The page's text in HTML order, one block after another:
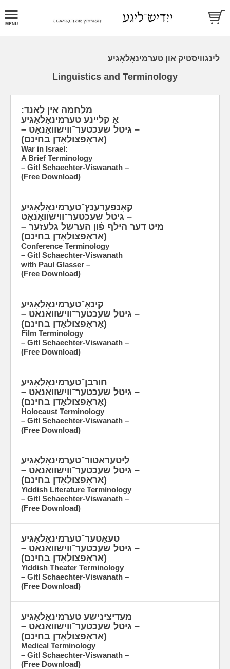
לינגװיסטיק און טערמינאָלאָגיע
Linguistics and Terminology
מלחמה אין לאַנד:
אַ קליינע טערמינאָלאָגיע
– גיטל שעכטער־ווישוואַנאַט –
(אַראָפּצולאָדן בחינם)
War in Israel:
A Brief Terminology
– Gitl Schaechter-Viswanath –
(Free Download)
קאָנפֿערענץ־טערמינאָלאָגיע
­– גיטל שעכטער־ווישוואַנאַט
מיט דער הילף פֿון הערשל גלעזער –
(אַראָפּצולאָדן בחינם)
Conference Terminology
– Gitl Schaechter-Viswanath
with Paul Glasser –
(Free Download)
קינאָ־טערמינאָלאָגיע
– גיטל שעכטער־ווישוואַנאַט –
(אַראָפּצולאָדן בחינם)
Film Terminology
­– Gitl Schaechter-Viswanath –
(Free Download)
חורבן־טערמינאָלאָגיע
– גיטל שעכטער־ווישוואַנאַט –
(אַראָפּצולאָדן בחינם)
Holocaust Terminology
– Gitl Schaechter-Viswanath –
(Free Download)
ליטעראַטור־טערמינאָלאָגיע
– גיטל שעכטער־ווישוואַנאַט –
(אַראָפּצולאָדן בחינם)
Yiddish Literature Terminology
– Gitl Schaechter-Viswanath –
(Free Download)
טעאַטער־טערמינאָלאָגיע
– גיטל שעכטער־ווישוואַנאַט –
(אַראָפּצולאָדן בחינם)
Yiddish Theater Terminology
– Gitl Schaechter-Viswanath –
(Free Download)
מעדיצינישע טערמינאָלאָגיע
– גיטל שעכטער־ווישוואַנאַט –
(אַראָפּצולאָדן בחינם)
Medical Terminology
– Gitl Schaechter-Viswanath –
(Free Download)